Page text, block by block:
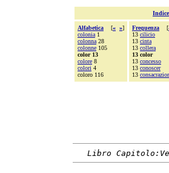
Indice
Alfabetica [« »]
colonia 1
colonna 28
colonne 105
color 13
colore 8
colori 4
coloro 116
Frequenza [
13 cilicio
13 cinta
13 collera
13 color
13 concesso
13 conoscer
13
Libro